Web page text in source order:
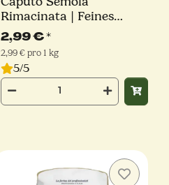
Rimacinata | Feines
Hartweizengrieß | 1kg
2,99 €*
2,99 € pro 1 kg
5/5